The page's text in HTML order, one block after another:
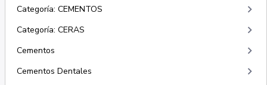
Categoría: CEMENTOS keyboard_arrow_right
Categoría: CERAS keyboard_arrow_right
Cementos keyboard_arrow_right
Cementos Dentales keyboard_arrow_right